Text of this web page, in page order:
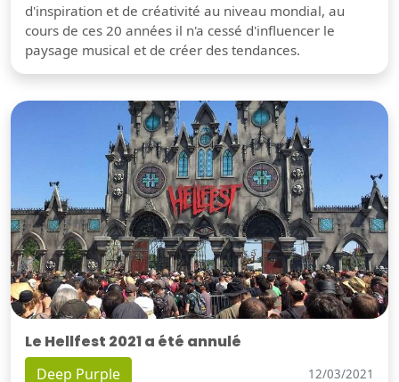
d'inspiration et de créativité au niveau mondial, au
cours de ces 20 années il n'a cessé d'influencer le
paysage musical et de créer des tendances.
Le Hellfest 2021 a été annulé
Deep Purple 12/03/2021